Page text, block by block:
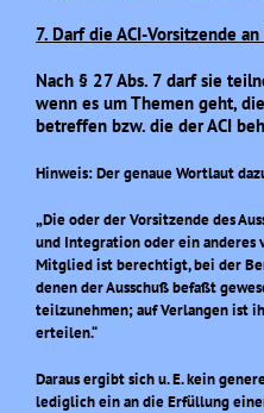
7. Darf die ACI-Vorsitzende
Nach § 27 Abs. 7 darf sie
wenn es um Themen geht,
betreffen bzw. die der ACI
Hinweis: Der genaue Wortlaut
„Die oder der Vorsitzende des
und Integration oder ein anderes
Mitglied ist berechtigt, bei der
denen der Ausschuß befaßt
teilzunehmen; auf Verlangen ist
erteilen.“
Daraus ergibt sich u. E. kein
lediglich ein an die Erfüllung